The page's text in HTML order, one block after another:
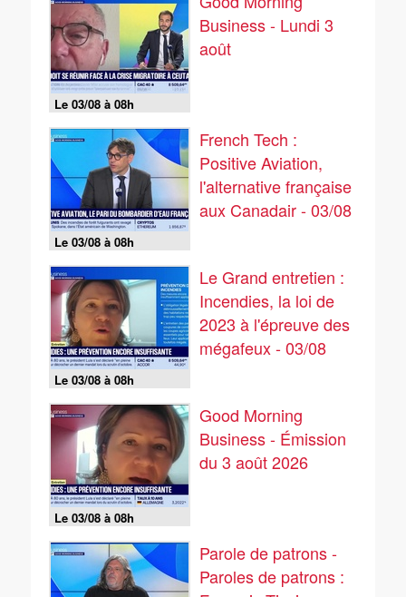
Le 03/08 à 08h
Business - Lundi 3
août
Le 03/08 à 08h
French Tech :
Positive Aviation,
l'alternative française
aux Canadair - 03/08
Le 03/08 à 08h
Le Grand entretien :
Incendies, la loi de
2023 à l'épreuve des
mégafeux - 03/08
Le 03/08 à 08h
Good Morning
Business - Émission
du 3 août 2026
Parole de patrons -
Paroles de patrons :